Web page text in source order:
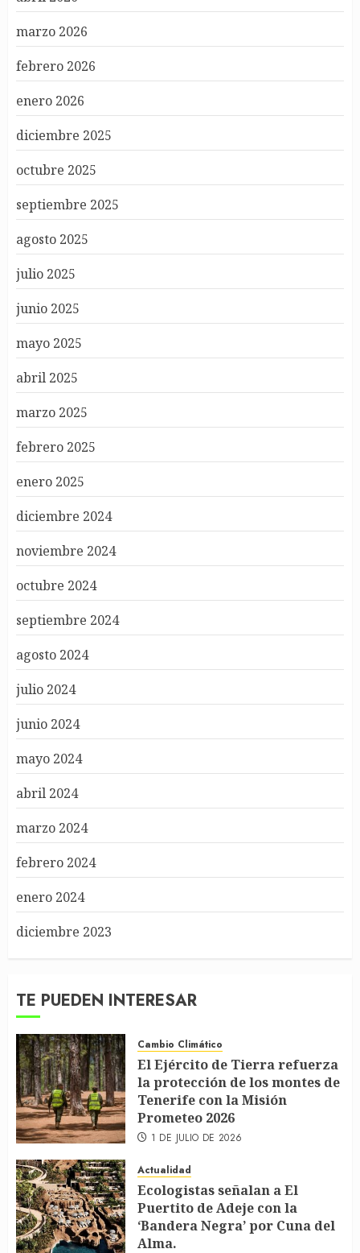
marzo 2026
febrero 2026
enero 2026
diciembre 2025
octubre 2025
septiembre 2025
agosto 2025
julio 2025
junio 2025
mayo 2025
abril 2025
marzo 2025
febrero 2025
enero 2025
diciembre 2024
noviembre 2024
octubre 2024
septiembre 2024
agosto 2024
julio 2024
junio 2024
mayo 2024
abril 2024
marzo 2024
febrero 2024
enero 2024
diciembre 2023
TE PUEDEN INTERESAR
Cambio Climático
El Ejército de Tierra refuerza
la protección de los montes de
Tenerife con la Misión
Prometeo 2026
1 DE JULIO DE 2026
Actualidad
Ecologistas señalan a El
Puertito de Adeje con la
‘Bandera Negra’ por Cuna del
Alma.